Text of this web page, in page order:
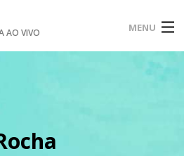
AO VIVO MENU